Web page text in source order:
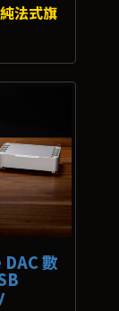
法式旗
數